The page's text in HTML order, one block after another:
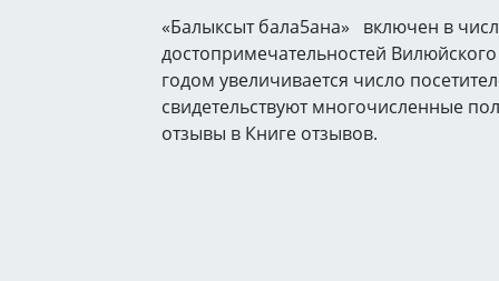
«Балыксыт бала5ана» включен в
достопримечательностей
годом увеличивается число
свидетельствуют многочисленные
отзывы в Книге отзывов.